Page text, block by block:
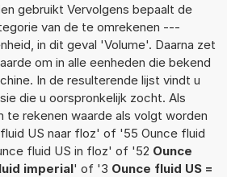
gebruikt Vervolgens bepaalt de
van de te omrekenen ---
in dit geval 'Volume'. Daarna zet
om in alle eenheden die bekend
In de resulterende lijst vindt u
die u oorspronkelijk zocht. Als
te rekenen waarde als volgt worden
US naar floz' of '55 Ounce fluid
fluid US in floz' of '52 Ounce
imperial' of '3 Ounce fluid US =